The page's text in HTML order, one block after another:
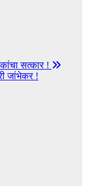
सत्कार !
जांभेकर !